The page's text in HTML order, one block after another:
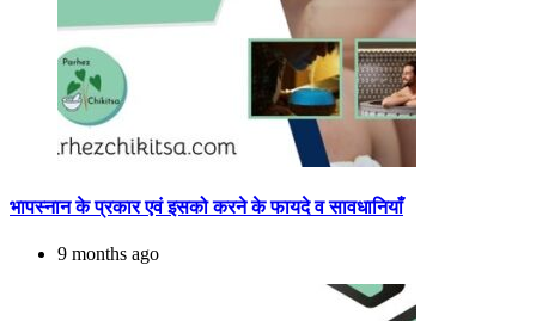
भापस्नान के प्रकार एवं इसको करने के फायदे व सावधानियाँ
9 months ago